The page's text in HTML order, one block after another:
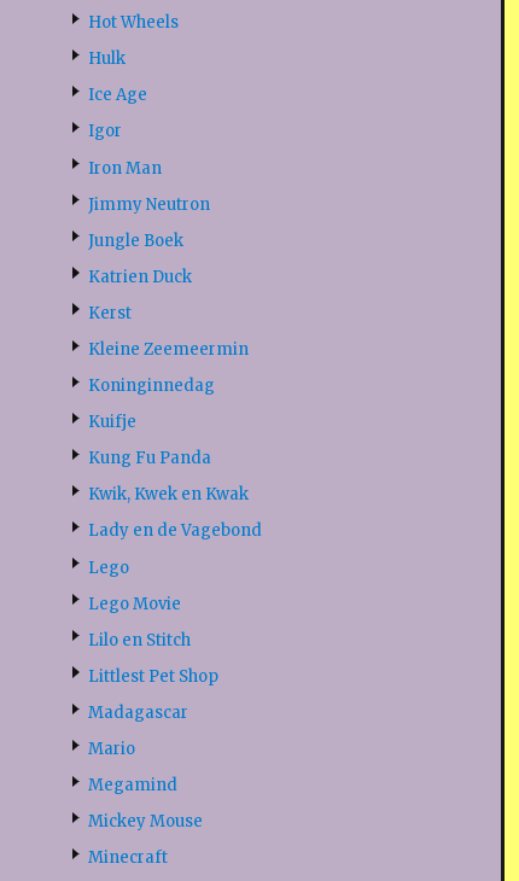
Hot Wheels
Hulk
Ice Age
Igor
Iron Man
Jimmy Neutron
Jungle Boek
Katrien Duck
Kerst
Kleine Zeemeermin
Koninginnedag
Kuifje
Kung Fu Panda
Kwik, Kwek en Kwak
Lady en de Vagebond
Lego
Lego Movie
Lilo en Stitch
Littlest Pet Shop
Madagascar
Mario
Megamind
Mickey Mouse
Minecraft